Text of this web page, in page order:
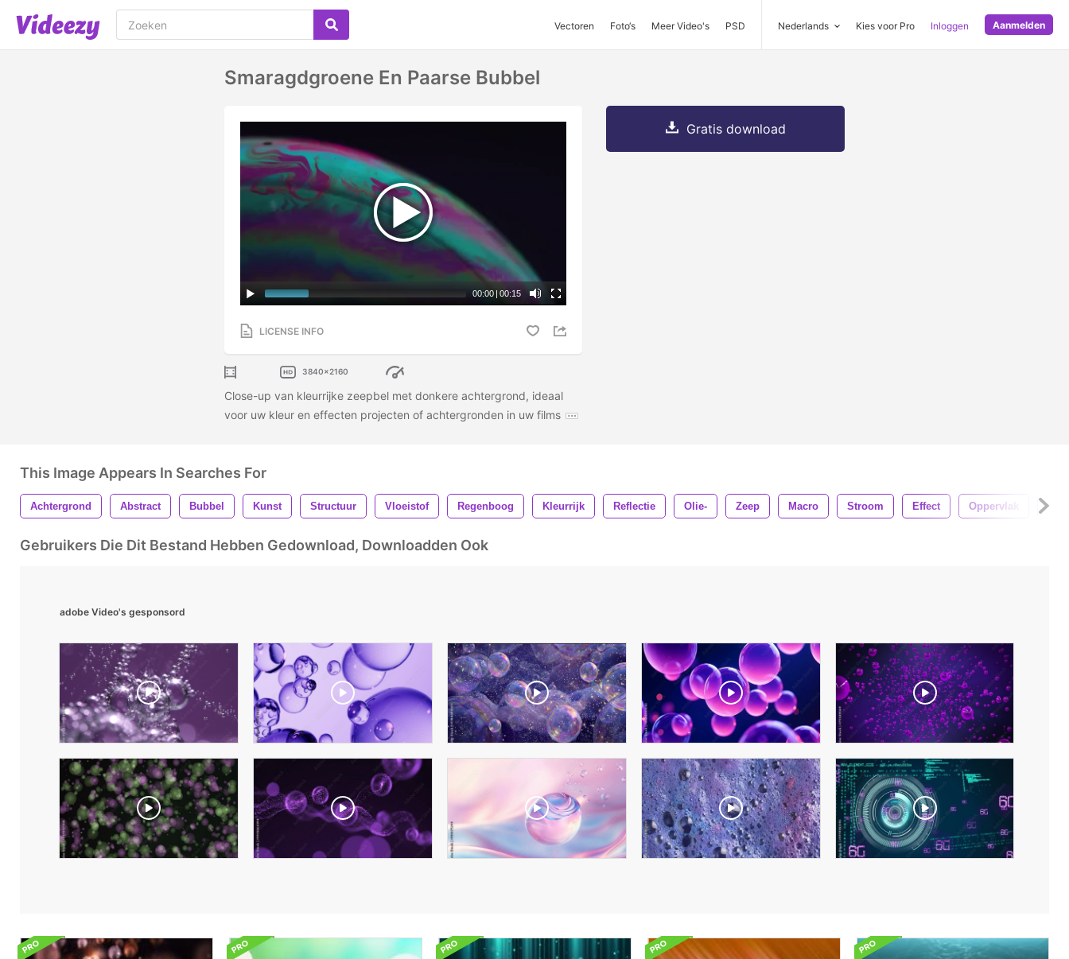
Vectoren Foto‘s Meer Video's PSD Nederlands Kies voor Pro Inloggen Aanmelden
Smaragdgroene En Paarse Bubbel
00:00 | 00:15
LICENSE INFO
3840x2160
Close-up van kleurrijke zeepbel met donkere achtergrond, ideaal
voor uw kleur en effecten projecten of achtergronden in uw films
Gratis download
This Image Appears In Searches For
Achtergrond Abstract Bubbel Kunst Structuur Vloeistof Regenboog Kleurrijk Reflectie Olie- Zeep Macro Stroom Effect Oppervlak Nat
Gebruikers Die Dit Bestand Hebben Gedownload, Downloadden Ook
adobe Video's gesponsord